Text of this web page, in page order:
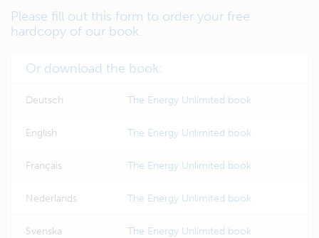
Please fill out this form to order your free
hardcopy of our book.
Or download the book:
Deutsch The Energy Unlimited book
English The Energy Unlimited book
Français The Energy Unlimited book
Nederlands The Energy Unlimited book
Svenska The Energy Unlimited book